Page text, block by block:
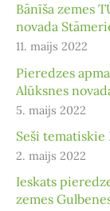
Bānīša zemes
novada
11. maijs 2022
Pieredzes
Alūksnes
5. maijs 2022
Seši tematiskie
2. maijs 2022
Ieskats
zemes